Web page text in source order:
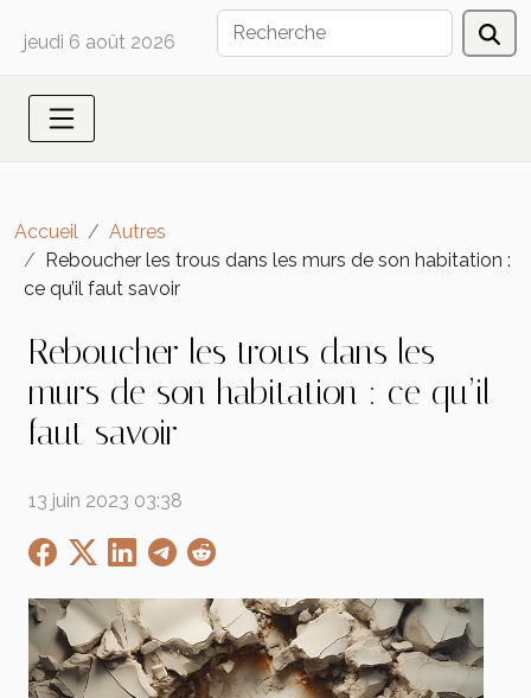
jeudi 6 août 2026
Accueil
Autres
Reboucher les trous dans les murs de son habitation :
ce qu’il faut savoir
Reboucher les trous dans les
murs de son habitation : ce qu’il
faut savoir
13 juin 2023 03:38